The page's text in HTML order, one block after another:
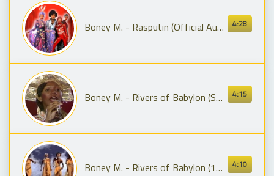
4:28
Boney M. - Rasputin (Official Audio)
4:15
Boney M. - Rivers of Babylon (Sopot Festival 1979)
4:10
Boney M. - Rivers of Babylon (1978)